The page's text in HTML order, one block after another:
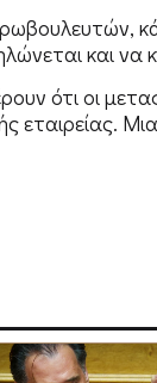
και
ότι οι
εταιρείας.